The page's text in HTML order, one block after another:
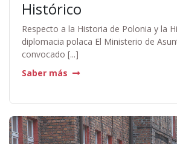
Histórico
Respecto a la Historia de Polonia y la
diplomacia polaca El Ministerio de
convocado [...]
Saber más